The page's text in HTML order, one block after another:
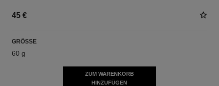
45 €
GRÖSSE
60 g
ZUM WARENKORB
HINZUFÜGEN